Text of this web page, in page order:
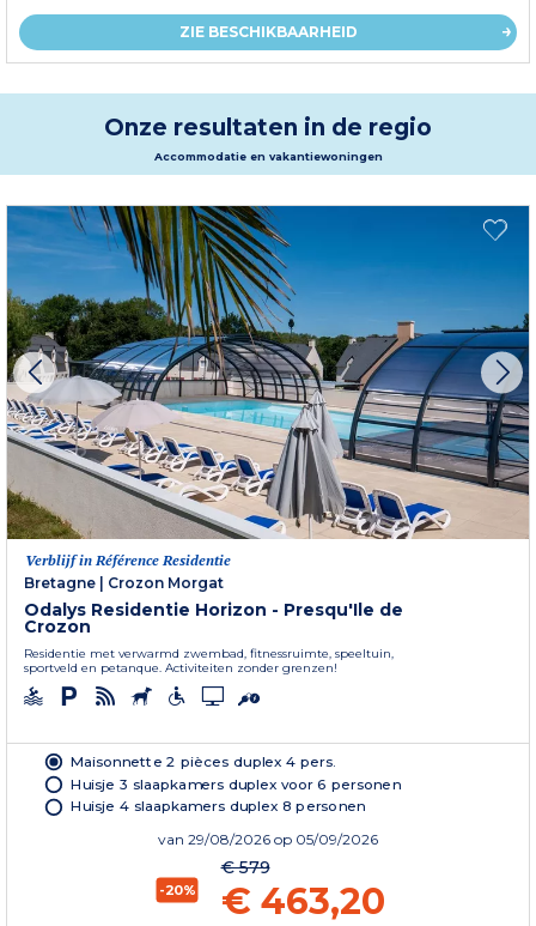
ZIE BESCHIKBAARHEID
Onze resultaten in de regio
Accommodatie en vakantiewoningen
Verblijf in Référence Residentie
Bretagne
Crozon Morgat
Odalys Residentie Horizon - Presqu'Ile de
Crozon
Residentie met verwarmd zwembad, fitnessruimte, speeltuin,
sportveld en petanque. Activiteiten zonder grenzen!
Maisonnette 2 pièces duplex 4 pers.
Huisje 3 slaapkamers duplex voor 6 personen
Huisje 4 slaapkamers duplex 8 personen
van 29/08/2026 op 05/09/2026
-20%
€ 579
€ 463,20